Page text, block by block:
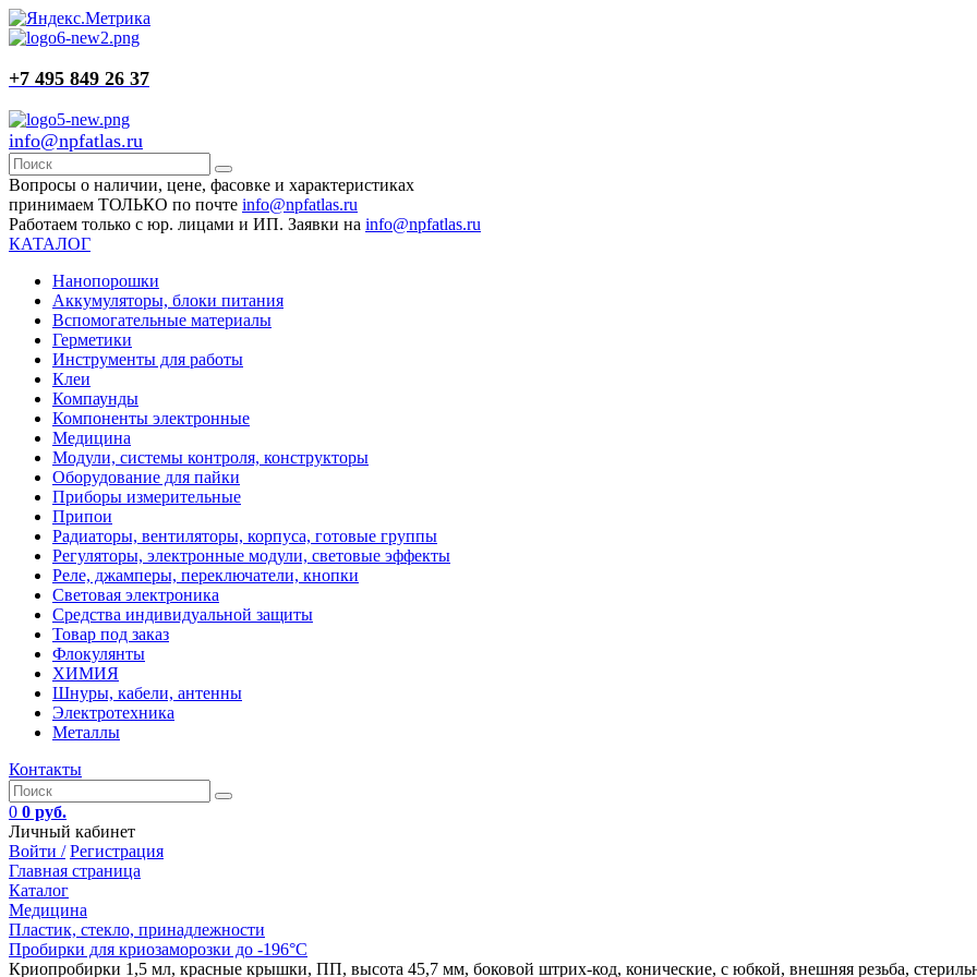
+7 495 849 26 37
info@npfatlas.ru
Вопросы о наличии, цене, фасовке и характеристиках
принимаем ТОЛЬКО по почте info@npfatlas.ru
Работаем только с юр. лицами и ИП. Заявки на info@npfatlas.ru
КАТАЛОГ
Нанопорошки
Аккумуляторы, блоки питания
Вспомогательные материалы
Герметики
Инструменты для работы
Клеи
Компаунды
Компоненты электронные
Медицина
Модули, системы контроля, конструкторы
Оборудование для пайки
Приборы измерительные
Припои
Радиаторы, вентиляторы, корпуса, готовые группы
Регуляторы, электронные модули, световые эффекты
Реле, джамперы, переключатели, кнопки
Световая электроника
Средства индивидуальной защиты
Товар под заказ
Флокулянты
ХИМИЯ
Шнуры, кабели, антенны
Электротехника
Металлы
Контакты
0 0 руб.
Личный кабинет
Войти / Регистрация
Главная страница
Каталог
Медицина
Пластик, стекло, принадлежности
Пробирки для криозаморозки до -196°С
Криопробирки 1,5 мл, красные крышки, ПП, высота 45,7 мм, боковой штрих-код, конические, с юбкой, внешняя резьба,